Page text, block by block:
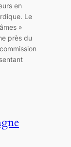
en
Le
»
près du